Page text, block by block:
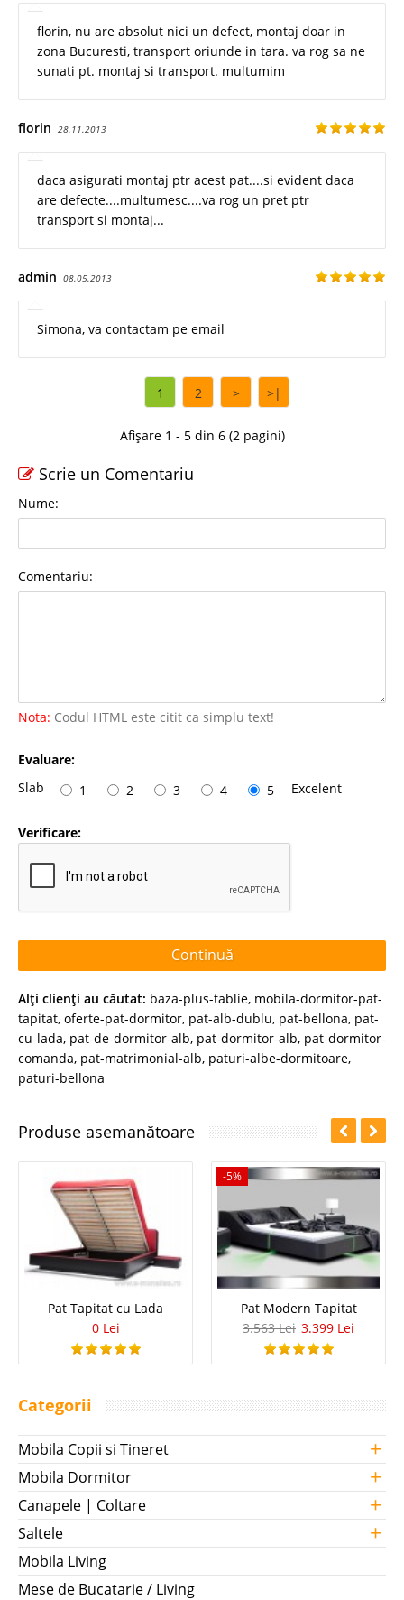
florin, nu are absolut nici un defect, montaj doar in
zona Bucuresti, transport oriunde in tara. va rog sa ne
sunati pt. montaj si transport. multumim
florin 28.11.2013
daca asigurati montaj ptr acest pat....si evident daca
are defecte....multumesc....va rog un pret ptr
transport si montaj...
admin 08.05.2013
Simona, va contactam pe email
1 2 > >|
Afișare 1 - 5 din 6 (2 pagini)
Scrie un Comentariu
Nume:
Comentariu:
Nota: Codul HTML este citit ca simplu text!
Evaluare:
Slab
1 2 3 4 5 Excelent
Verificare:
Continuă
Alţi clienţi au căutat: baza-plus-tablie, mobila-dormitor-pat-
tapitat, oferte-pat-dormitor, pat-alb-dublu, pat-bellona, pat-
cu-lada, pat-de-dormitor-alb, pat-dormitor-alb, pat-dormitor-
comanda, pat-matrimonial-alb, paturi-albe-dormitoare,
paturi-bellona
Produse asemanătoare
Pat Tapitat cu Lada
0 Lei
-5%
Pat Modern Tapitat
3.563 Lei 3.399 Lei
Categorii
Mobila Copii si Tineret +
Mobila Dormitor +
Canapele | Coltare +
Saltele +
Mobila Living
Mese de Bucatarie / Living